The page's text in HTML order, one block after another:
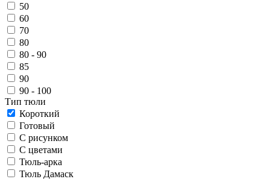
50
60
70
80
80 - 90
85
90
90 - 100
Тип тюли
Короткий
Готовый
С рисунком
С цветами
Тюль-арка
Тюль Дамаск